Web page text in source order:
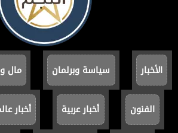
الأخبار سياسة وبرلمان مال
الفنون أخبار عربية أخبار